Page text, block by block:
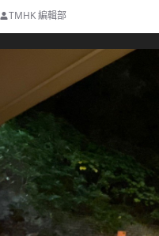
TMHK 編輯部